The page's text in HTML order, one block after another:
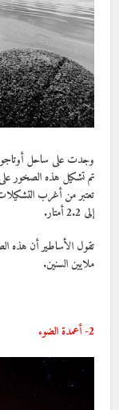
وجدت على ساحل
تعتبر من أغرب
إلى 2.2 أمتار.
تقول الأساطير أن هذه
ملايين السنين.
2- أعمدة الضوء